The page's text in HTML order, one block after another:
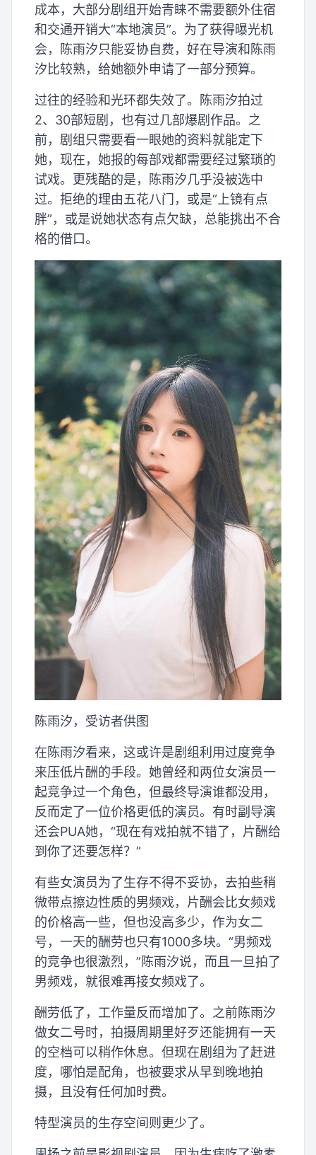
成本，大部分剧组开始青睐不需要额外住宿
和交通开销大“本地演员”。为了获得曝光机
会，陈雨汐只能妥协自费，好在导演和陈雨
汐比较熟，给她额外申请了一部分预算。
过往的经验和光环都失效了。陈雨汐拍过
2、30部短剧，也有过几部爆剧作品。之
前，剧组只需要看一眼她的资料就能定下
她，现在，她报的每部戏都需要经过繁琐的
试戏。更残酷的是，陈雨汐几乎没被选中
过。拒绝的理由五花八门，或是“上镜有点
胖”，或是说她状态有点欠缺，总能挑出不合
格的借口。
陈雨汐，受访者供图
在陈雨汐看来，这或许是剧组利用过度竞争
来压低片酬的手段。她曾经和两位女演员一
起竞争过一个角色，但最终导演谁都没用，
反而定了一位价格更低的演员。有时副导演
还会PUA她，“现在有戏拍就不错了，片酬给
到你了还要怎样？”
有些女演员为了生存不得不妥协，去拍些稍
微带点擦边性质的男频戏，片酬会比女频戏
的价格高一些，但也没高多少，作为女二
号，一天的酬劳也只有1000多块。“男频戏
的竞争也很激烈，”陈雨汐说，而且一旦拍了
男频戏，就很难再接女频戏了。
酬劳低了，工作量反而增加了。之前陈雨汐
做女二号时，拍摄周期里好歹还能拥有一天
的空档可以稍作休息。但现在剧组为了赶进
度，哪怕是配角，也被要求从早到晚地拍
摄，且没有任何加时费。
特型演员的生存空间则更少了。